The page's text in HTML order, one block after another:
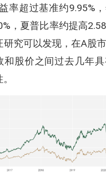
率超过基准约9.95%
，夏普比率约提高
研究可以发现，在A股
和股价之间过去几年